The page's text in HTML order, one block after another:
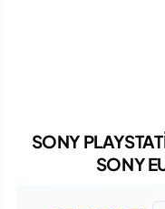
SONY
SONY